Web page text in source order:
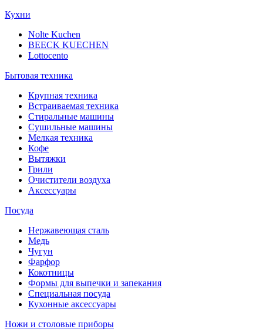
Кухни
Nolte Kuchen
BEECK KUECHEN
Lottocento
Бытовая техника
Крупная техника
Встраиваемая техника
Стиральные машины
Сушильные машины
Мелкая техника
Кофе
Вытяжки
Грили
Очистители воздуха
Аксессуары
Посуда
Нержавеющая сталь
Медь
Чугун
Фарфор
Кокотницы
Формы для выпечки и запекания
Специальная посуда
Кухонные аксессуары
Ножи и столовые приборы